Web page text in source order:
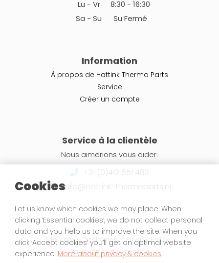
Cookies
Let us know which cookies we may place. When
clicking ‘Essential cookies’, we do not collect personal
data and you help us to improve the site. When you
click ‘Accept cookies’ you’ll get an optimal website
experience. More about privacy & cookies.
Lu - Vr
8:30 - 16:30
Sa - Su
Su Fermé
Information
À propos de Hattink Thermo Parts
Service
Créer un compte
Service à la clientèle
Nous aimerions vous aider.
+31 (0)412 651 483
info@hattink-thermoparts.nl
Sitemap Disclaimer
Privacy Policy
Paramètres des cookies